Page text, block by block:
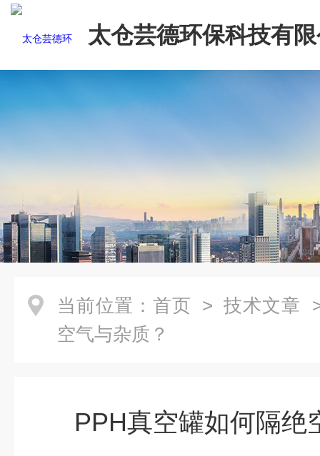
太仓芸德环保科技有
当前位置： 首页 > 技术文章
空气与杂质？
PPH真空罐如何隔绝